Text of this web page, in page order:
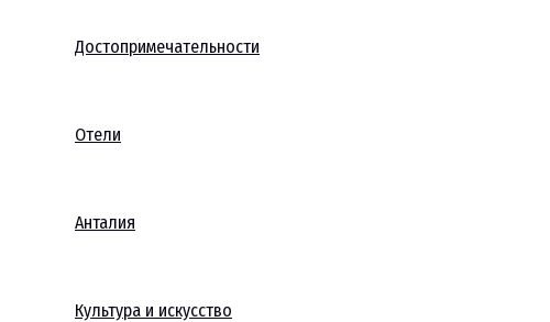
Достопримечательности
Отели
Анталия
Культура и искусство